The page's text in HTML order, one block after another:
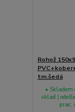
Rohož
tm.šedá
•
sklad |
prac.